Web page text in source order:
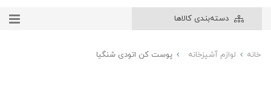
دسته‌بندی کالاها
خانه لوازم آشپزخانه پوست کن اتودی شنگیا